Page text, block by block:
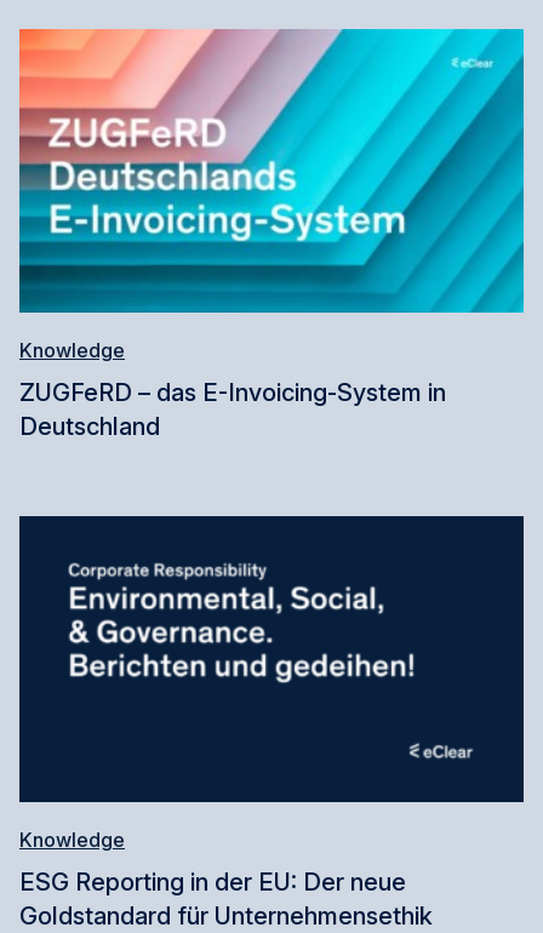
Knowledge
ZUGFeRD – das E-Invoicing-System in
Deutschland
Knowledge
ESG Reporting in der EU: Der neue
Goldstandard für Unternehmensethik